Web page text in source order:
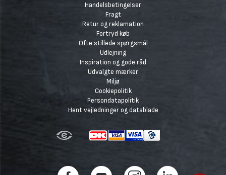
Handelsbetingelser
Fragt
Retur og reklamation
Fortryd køb
Ofte stillede spørgsmål
Udlejning
Inspiration og gode råd
Udvalgte mærker
Miljø
Cookiepolitik
Persondatapolitik
Hent vejledninger og datablade